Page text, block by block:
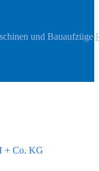
+ Co. KG